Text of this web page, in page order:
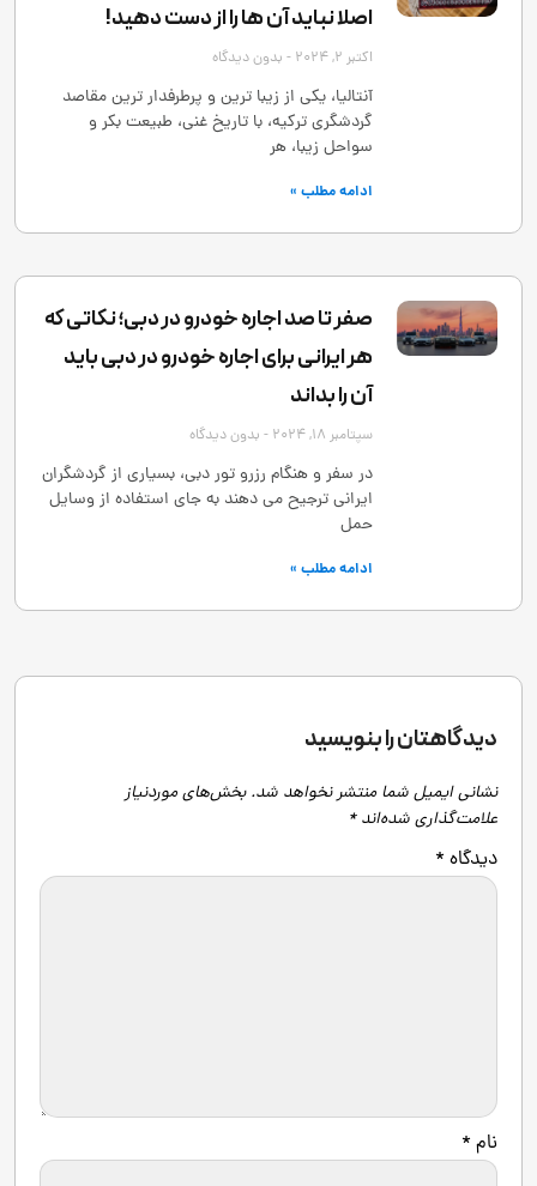
اصلا نباید آن ها را از دست دهید!
اکتبر 2, 2024 بدون دیدگاه
آنتالیا، یکی از زیبا ترین و پرطرفدار ترین مقاصد
گردشگری ترکیه، با تاریخ غنی، طبیعت بکر و
سواحل زیبا، هر
ادامه مطلب »
صفر تا صد اجاره خودرو در دبی؛ نکاتی که
هر ایرانی برای اجاره خودرو در دبی باید
آن را بداند
سپتامبر 18, 2024 بدون دیدگاه
در سفر و هنگام رزرو تور دبی، بسیاری از گردشگران
ایرانی ترجیح می ‌دهند به ‌جای استفاده از وسایل
حمل
ادامه مطلب »
دیدگاهتان را بنویسید
نشانی ایمیل شما منتشر نخواهد شد. بخش‌های موردنیاز
علامت‌گذاری شده‌اند*
دیدگاه *
نام *